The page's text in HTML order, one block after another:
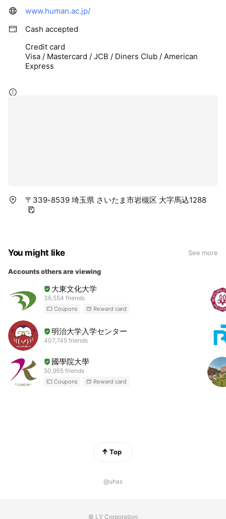
www.human.ac.jp/
Cash accepted
Credit card
Visa / Mastercard / JCB / Diners Club / American
Express
〒339-8539 埼玉県 さいたま市岩槻区 大字馬込1288
You might like See more
Accounts others are viewing
大東文化大学
36,554 friends
Coupons Reward card
明治大学入学センター
407,745 friends
國學院大學
50,955 friends
Coupons Reward card
Top
@uhas
© LY Corporation